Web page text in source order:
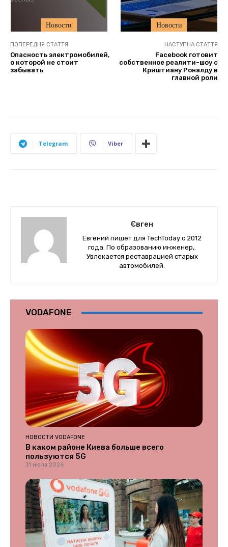
Новости Новости
ПОПЕРЕДНЯ СТАТТЯ
Опасность электромобилей,
о которой не стоит
забывать
НАСТУПНА СТАТТЯ
Facebook готовит
собственное реалити-шоу с
Криштиану Роналду в
главной роли
Telegram Viber
Євген
Евгений пишет для TechToday с 2012
года. По образованию инженер,.
Увлекается реставрацией старых
автомобилей.
VODAFONE
НОВОСТИ VODAFONE
В каком районе Киева больше всего
пользуются 5G
31 июля 2026